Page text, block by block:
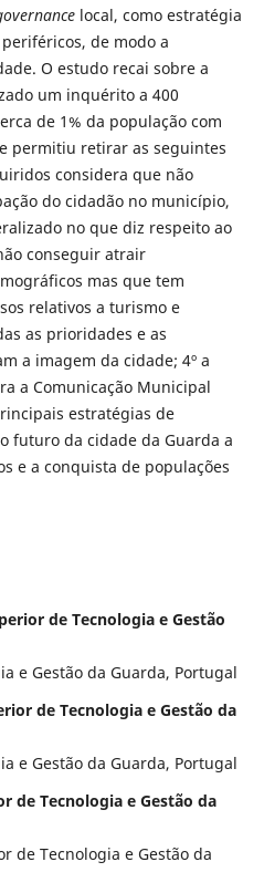
local, como estratégia
de modo a
O estudo recai sobre a
um inquérito a 400
de 1% da população com
permitiu retirar as seguintes
considera que não
do cidadão no município,
no que diz respeito ao
conseguir atrair
mas que tem
relativos a turismo e
as prioridades e as
a imagem da cidade; 4º a
a Comunicação Municipal
estratégias de
futuro da cidade da Guarda a
e a conquista de populações
de Tecnologia e Gestão
e Gestão da Guarda, Portugal
de Tecnologia e Gestão da
e Gestão da Guarda, Portugal
de Tecnologia e Gestão da
de Tecnologia e Gestão da